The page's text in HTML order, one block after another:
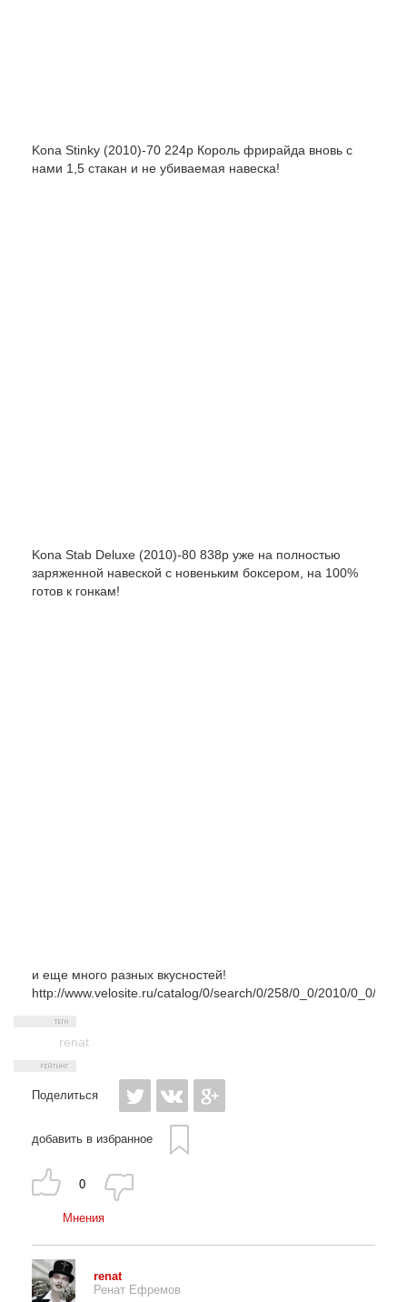
Kona Stinky (2010)-70 224р Король фрирайда вновь с
нами 1,5 стакан и не убиваемая навеска!
Kona Stab Deluxe (2010)-80 838р уже на полностью
заряженной навеской с новеньким боксером, на 100%
готов к гонкам!
и еще много разных вкусностей!
http://www.velosite.ru/catalog/0/search/0/258/0_0/2010/0_0/
renat
Поделиться
добавить в избранное
0
Мнения
renat
Ренат Ефремов